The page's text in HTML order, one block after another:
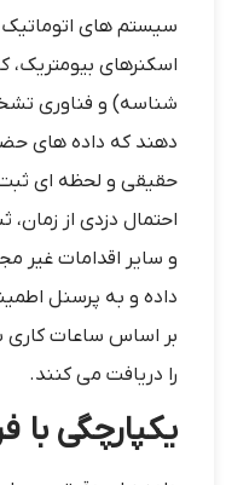
سیستم‌ های اتوماتیک
اسکنرهای بیومتریک،
شناسه) و فناوری
‌دهند که داده‌ های
حقیقی و لحظه ای
احتمال دزدی از
و سایر اقدامات غیر
داده و به پرسنل
بر اساس ساعات
را دریافت می ‌کنند.
یکپارچگی با